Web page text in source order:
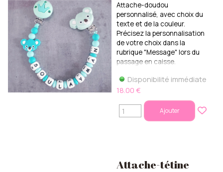
Attache-doudou
personnalisé, avec choix du
texte et de la couleur.
Précisez la personnalisation
de votre choix dans la
rubrique "Message" lors du
passage en caisse.
Disponibilité immédiate
18.00 €
Ajouter
Attache-tétine